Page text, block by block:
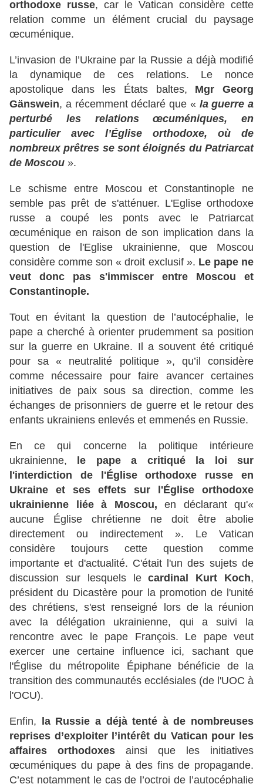
orthodoxe russe, car le Vatican considère cette
relation comme un élément crucial du paysage
œcuménique.
L’invasion de l’Ukraine par la Russie a déjà modifié
la dynamique de ces relations. Le nonce
apostolique dans les États baltes, Mgr Georg
Gänswein, a récemment déclaré que « la guerre a
perturbé les relations œcuméniques, en
particulier avec l’Église orthodoxe, où de
nombreux prêtres se sont éloignés du Patriarcat
de Moscou ».
Le schisme entre Moscou et Constantinople ne
semble pas prêt de s'atténuer. L'Eglise orthodoxe
russe a coupé les ponts avec le Patriarcat
œcuménique en raison de son implication dans la
question de l'Eglise ukrainienne, que Moscou
considère comme son « droit exclusif ». Le pape ne
veut donc pas s'immiscer entre Moscou et
Constantinople.
Tout en évitant la question de l’autocéphalie, le
pape a cherché à orienter prudemment sa position
sur la guerre en Ukraine. Il a souvent été critiqué
pour sa « neutralité politique », qu’il considère
comme nécessaire pour faire avancer certaines
initiatives de paix sous sa direction, comme les
échanges de prisonniers de guerre et le retour des
enfants ukrainiens enlevés et emmenés en Russie.
En ce qui concerne la politique intérieure
ukrainienne,
le pape a critiqué la loi sur
l'interdiction de l'Église orthodoxe russe en
Ukraine et ses effets sur l'Église orthodoxe
ukrainienne liée à Moscou, en déclarant qu'«
aucune Église chrétienne ne doit être abolie
directement ou indirectement ». Le Vatican
considère toujours cette question comme
importante et d'actualité. C'était l'un des sujets de
discussion sur lesquels lecardinal Kurt Koch,
président du Dicastère pour la promotion de l'unité
des chrétiens, s'est renseigné lors de la réunion
avec la délégation ukrainienne, qui a suivi la
rencontre avec le pape François. Le pape veut
exercer une certaine influence ici, sachant que
l'Église du métropolite Épiphane bénéficie de la
transition des communautés ecclésiales (de l'UOC à
l'OCU).
Enfin,
la Russie a déjà tenté à de nombreuses
reprises d’exploiter l’intérêt du Vatican pour les
affaires orthodoxes ainsi que les initiatives
œcuméniques du pape à des fins de propagande.
C’est notamment le cas de l’octroi de l’autocéphalie